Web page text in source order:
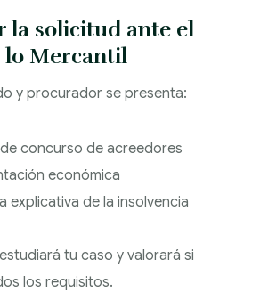
la solicitud ante el
lo Mercantil
y procurador se presenta:
concurso de acreedores
económica
explicativa de la insolvencia
tu caso y valorará si
los requisitos.